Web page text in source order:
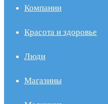
Компании
Красота и здоровье
Люди
Магазины